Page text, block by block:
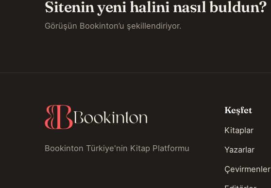
Sitenin yeni halini nasıl buldun?
Görüşün Bookinton’u şekillendiriyor.
Bookinton Türkiye'nin Kitap Platformu
Keşfet
Kitaplar
Yazarlar
Çevirmenler